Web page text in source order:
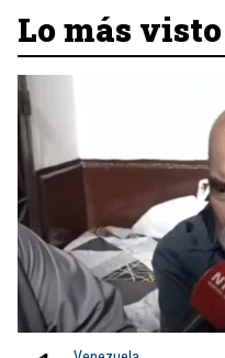
Lo más visto